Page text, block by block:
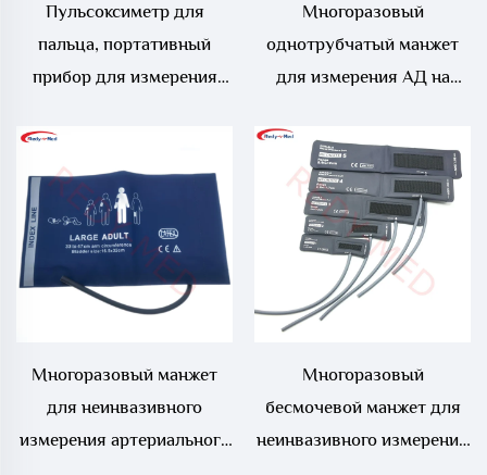
Пульсоксиметр для
пальца, портативный
прибор для измерения
кислородом, оснащённый
функцией измерения
индекса перфузии,
частоты сердечных
сокращений и насыщения
крови кислородом
Многоразовый
однотрубчатый манжет
для измерения АД на
Многоразовый манжет
для неинвазивного
измерения артериального
Многоразовый
бесмочевой манжет для
неинвазивного измерения